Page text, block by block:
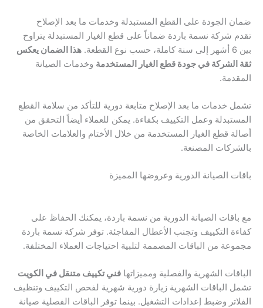
ضمان الجودة على القطع المستبدلة وخدمات ما بعد الإصلاح
تقدم شركة نسمة باردة ضماناً على قطع الغيار المستبدلة يتراوح
بين 6 أشهر إلى سنة كاملة، حسب نوع القطعة.
هذا الضمان يعكس
ثقة الشركة في جودة قطع الغيار المستخدمة وخدمات الصيانة
المقدمة.
تشمل خدمات ما بعد الإصلاح متابعة دورية للتأكد من سلامة القطع
المستبدلة وعمل التكييف بكفاءة. يمكن للعملاء أيضاً التحقق من
أصالة قطع الغيار المستخدمة من خلال الأختام والعلامات الخاصة
بالشركات المصنعة.
باقات الصيانة الدورية وعروضها المميزة
مع باقات الصيانة الدورية من نسمة باردة، يمكنك الحفاظ على
كفاءة التكييف وتجنب الأعطال المفاجئة. توفر شركة نسمة باردة
مجموعة من الباقات المصممة لتلبية احتياجات العملاء المختلفة.
الباقات الشهرية والفصلية ومميزاتها فني تكييف متنقل في الكويت
تشمل الباقات الشهرية زيارة دورية شهرية لفحص التكييف وتنظيف
الفلاتر وضبط إعدادات التشغيل. بينما توفر الباقات الفصلية صيانة